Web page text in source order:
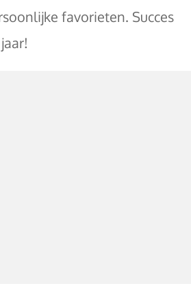
favorieten. Succes